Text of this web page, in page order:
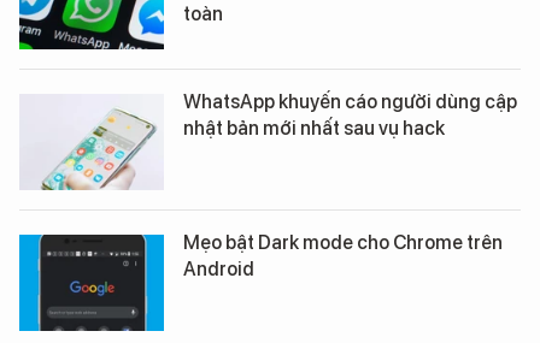
toàn
WhatsApp khuyến cáo người dùng cập
nhật bản mới nhất sau vụ hack
Mẹo bật Dark mode cho Chrome trên
Android